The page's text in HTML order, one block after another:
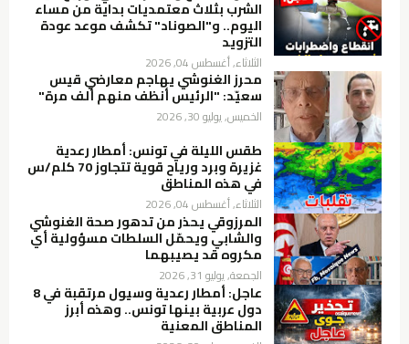
الشرب بثلاث معتمديات بداية من مساء
اليوم.. و"الصوناد" تكشف موعد عودة
التزويد
الثلاثاء, أغسطس 04, 2026
محرز الغنوشي يهاجم معارضي قيس
سعيّد: "الرئيس أنظف منهم ألف مرة"
الخميس, يوليو 30, 2026
طقس الليلة في تونس: أمطار رعدية
غزيرة وبرد ورياح قوية تتجاوز 70 كلم/س
في هذه المناطق
الثلاثاء, أغسطس 04, 2026
المرزوقي يحذر من تدهور صحة الغنوشي
والشابي ويحمّل السلطات مسؤولية أي
مكروه قد يصيبهما
الجمعة, يوليو 31, 2026
عاجل: أمطار رعدية وسيول مرتقبة في 8
دول عربية بينها تونس.. وهذه أبرز
المناطق المعنية